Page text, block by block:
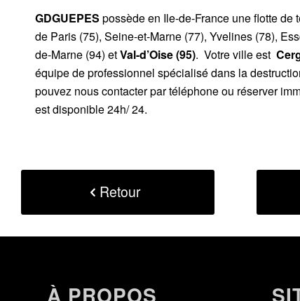
GDGUEPES possède en Ile-de-France une flotte
de Paris (75), Seine-et-Marne (77), Yvelines (78),
de-Marne (94) etVal-d’Oise (95). Votre ville est
équipe de professionnel spécialisé dans la
pouvez nous contacter par téléphone ou réserver
est disponible 24h/ 24.
Retour
À PROPOS